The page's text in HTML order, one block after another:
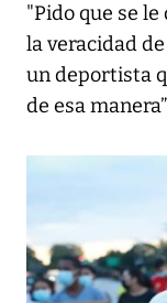
"Pido que se
la veracidad
un deportista
de esa